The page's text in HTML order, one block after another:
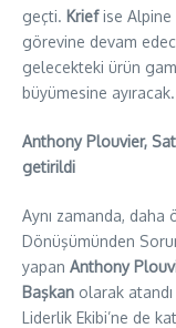
geçti. Kriefise Alpine
görevine devam
gelecekteki ürün
büyümesine ayıracak.
Anthony Plouvier,
getirildi
Aynı zamanda, daha
Dönüşümünden
yapan Anthony
Başkan olarak
Liderlik Ekibi’ne de